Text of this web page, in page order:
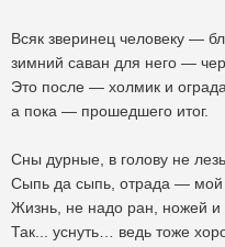
Всяк зверинец человеку —
зимний саван для него —
Это после — холмик и ограда,
а пока — прошедшего итог.
Сны дурные, в голову не
Сыпь да сыпь, отрада — мой
Жизнь, не надо ран, ножей и
Так... уснуть… ведь тоже